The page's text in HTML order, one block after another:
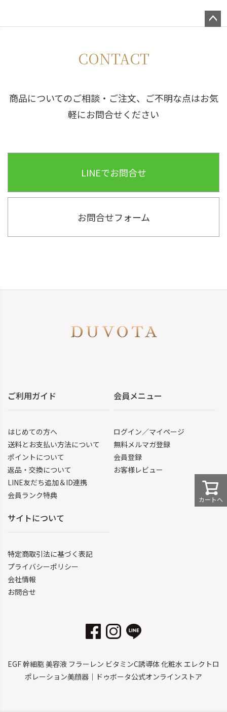
カートへ
CONTACT
商品についてのご相談・ご注文、ご不明な点はお気
軽にお問合せください
LINEでお問合せ
お問合せフォーム
ご利用ガイド
はじめての方へ
送料とお支払い方法について
ポイントについて
返品・交換について
LINE友だち追加＆ID連携
会員ランク特典
会員メニュー
ログイン／マイページ
無料メルマガ登録
会員登録
お客様レビュー
サイトについて
特定商取引法に基づく表記
プライバシーポリシー
会社情報
お問合せ
EGF 幹細胞 美容液 フラーレン ビタミンC誘導体 化粧水 エレクトロ
ポレーション美顔器｜ドゥボータ公式オンラインストア